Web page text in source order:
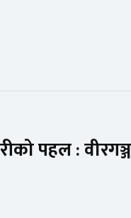
पहल :